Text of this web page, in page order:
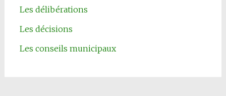
Les délibérations
Les décisions
Les conseils municipaux